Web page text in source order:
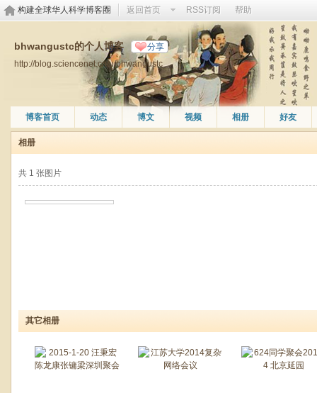
构建全球华人科学博客圈 返回首页 RSS订阅 帮助
bhwangustc的个人博客 分享
http://blog.sciencenet.cn/u/bhwangustc
博客首页 动态 博文 视频 相册 好友
相册
共 1 张图片
其它相册